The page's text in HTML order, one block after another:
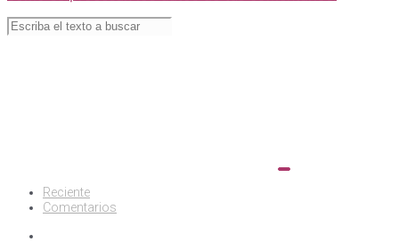
Reciente
Comentarios